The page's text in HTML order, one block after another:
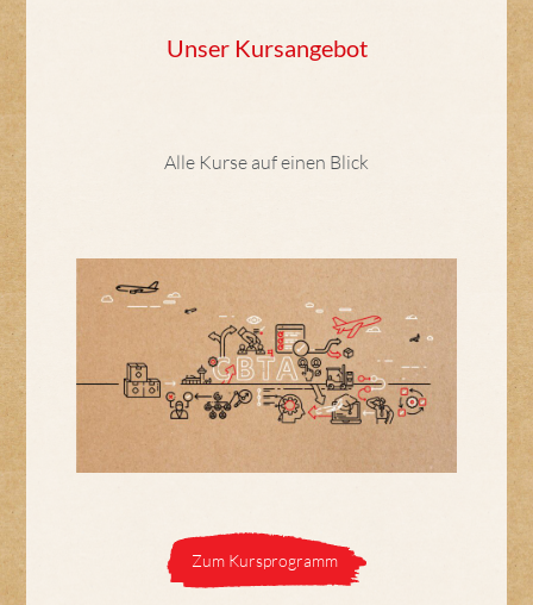
Unser Kursangebot
Alle Kurse auf einen Blick
Zum Kursprogramm